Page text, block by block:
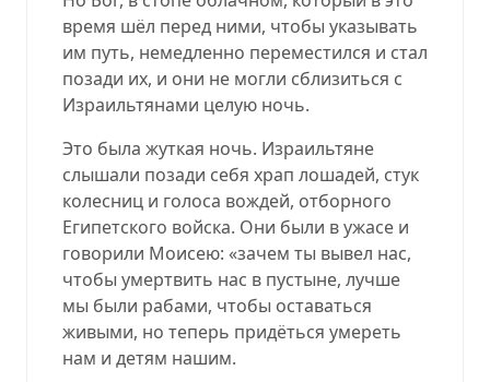
время шёл перед ними, чтобы указывать
им путь, немедленно переместился и стал
позади их, и они не могли сблизиться с
Израильтянами целую ночь.
Это была жуткая ночь. Израильтяне
слышали позади себя храп лошадей, стук
колесниц и голоса вождей, отборного
Египетского войска. Они были в ужасе и
говорили Моисею: «зачем ты вывел нас,
чтобы умертвить нас в пустыне, лучше
мы были рабами, чтобы оставаться
живыми, но теперь придёться умереть
нам и детям нашим.